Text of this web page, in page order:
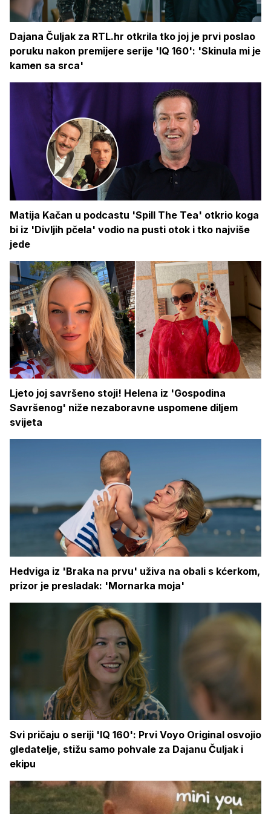
Dajana Čuljak za RTL.hr otkrila tko joj je prvi poslao
poruku nakon premijere serije 'IQ 160': 'Skinula mi je
kamen sa srca'
Matija Kačan u podcastu 'Spill The Tea' otkrio koga
bi iz 'Divljih pčela' vodio na pusti otok i tko najviše
jede
Ljeto joj savršeno stoji! Helena iz 'Gospodina
Savršenog' niže nezaboravne uspomene diljem
svijeta
Hedviga iz 'Braka na prvu' uživa na obali s kćerkom,
prizor je presladak: 'Mornarka moja'
Svi pričaju o seriji 'IQ 160': Prvi Voyo Original osvojio
gledatelje, stižu samo pohvale za Dajanu Čuljak i
ekipu